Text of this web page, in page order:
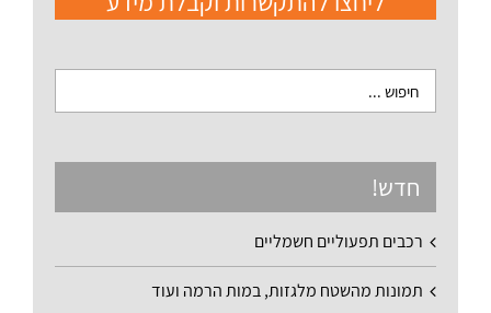
חדש!
רכבים תפעוליים חשמליים
תמונות מהשטח מלגזות, במות הרמה ועוד